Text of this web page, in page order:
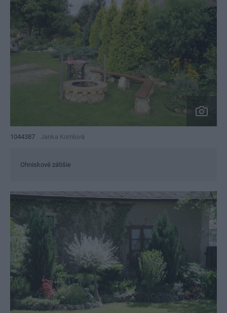
1044387 Janka Komlová
Ohniskové zátišie